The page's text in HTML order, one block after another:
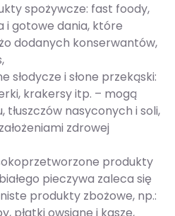
spożywcze: fast foody,
i gotowe dania, które
dodanych konserwantów,
słodycze i słone przekąski:
krakersy itp. – mogą
tłuszczów nasyconych i soli,
zdrowej
produkty
pieczywa zaleca się
produkty zbożowe, np.: